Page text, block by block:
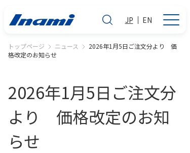
JP EN
トップページ ニュース
2026年1月5日ご注文分より 価
格改定のお知らせ
2026年1月5日ご注文分
より 価格改定のお知
らせ